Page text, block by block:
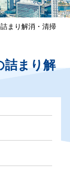
まり解消・清掃
詰まり解